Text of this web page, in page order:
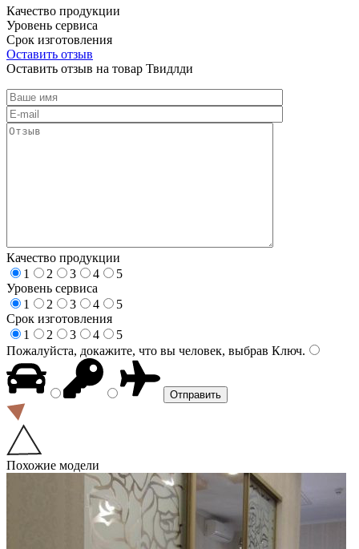
Качество продукции
Уровень сервиса
Срок изготовления
Оставить отзыв
Оставить отзыв на товар Твидлди
Качество продукции
1
2 3 4
5
Уровень сервиса
1
2 3 4
5
Срок изготовления
1
2 3 4
5
Пожалуйста, докажите, что вы человек, выбрав Ключ.
Похожие модели